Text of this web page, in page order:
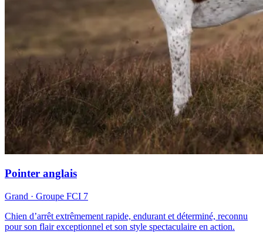
Pointer anglais
Grand · Groupe FCI 7
Chien d’arrêt extrêmement rapide, endurant et déterminé, reconnu
pour son flair exceptionnel et son style spectaculaire en action.